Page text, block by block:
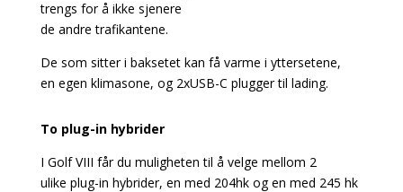
trengs for å ikke sjenere
de andre trafikantene.
De som sitter i baksetet kan få varme i yttersetene,
en egen klimasone, og 2xUSB-C plugger til lading.
To plug-in hybrider
I Golf VIII får du muligheten til å velge mellom 2
ulike plug-in hybrider, en med 204hk og en med 245 hk